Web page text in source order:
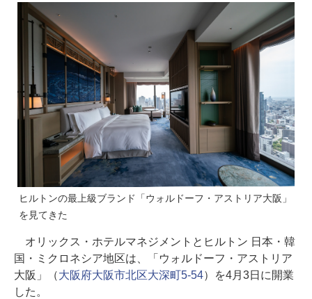
ヒルトンの最上級ブランド「ウォルドーフ・アストリア大阪」
を見てきた
オリックス・ホテルマネジメントとヒルトン 日本・韓
国・ミクロネシア地区は、「ウォルドーフ・アストリア
大阪」（大阪府大阪市北区大深町5-54）を4月3日に開業
した。